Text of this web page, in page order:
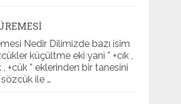
Nedir Dilimizde bazı isim
küçültme eki yani ” +cık ,
, +cük ” eklerinden bir tanesini
sözcük ile …